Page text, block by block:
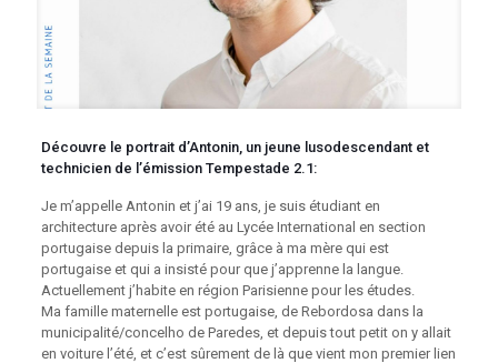
Découvre le portrait d’Antonin, un jeune lusodescendant et
technicien de l’émission Tempestade 2.1:
Je m’appelle Antonin et j’ai 19 ans, je suis étudiant en
architecture après avoir été au Lycée International en section
portugaise depuis la primaire, grâce à ma mère qui est
portugaise et qui a insisté pour que j’apprenne la langue.
Actuellement j’habite en région Parisienne pour les études.
Ma famille maternelle est portugaise, de Rebordosa dans la
municipalité/concelho de Paredes, et depuis tout petit on y allait
en voiture l’été, et c’est sûrement de là que vient mon premier lien